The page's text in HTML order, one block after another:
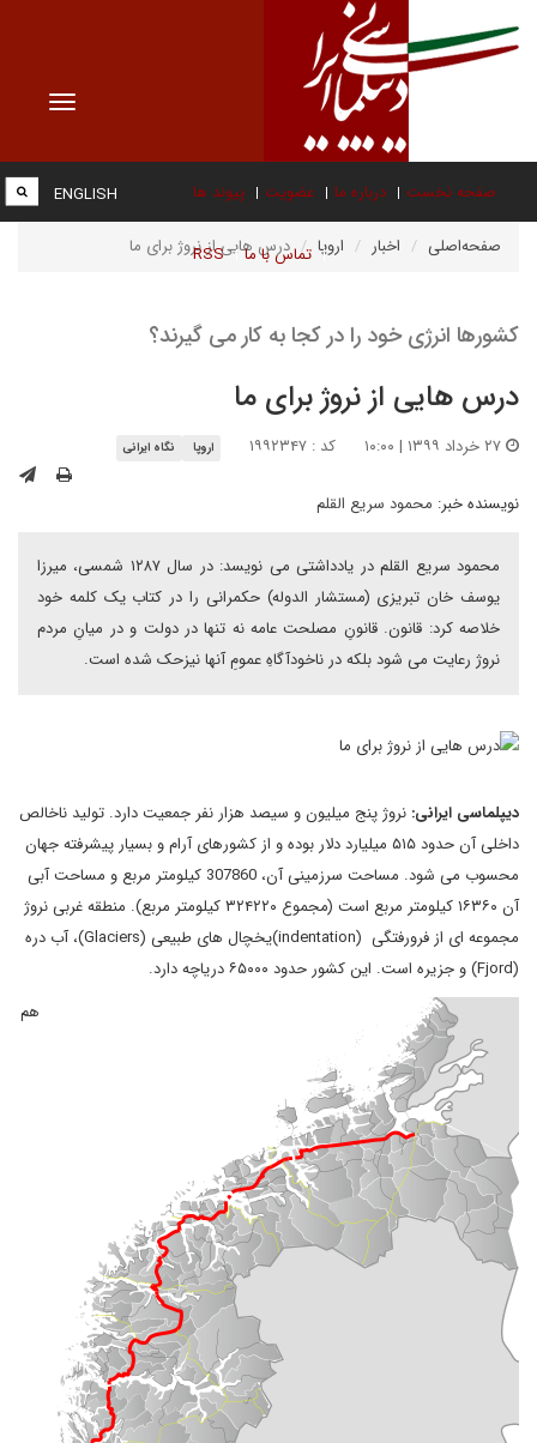
Toggle
صفحه نخست درباره ما عضویت پیوند ها
تماس با ما RSS
ENGLISH
صفحه‌اصلی اخبار اروپا درس هایی از نروژ برای ما
کشورها انرژی خود را در کجا به کار می گیرند؟
درس هایی از نروژ برای ما
کد : ۱۹۹۲۳۴۷ اروپا نگاه ایرانی
نویسنده خبر: محمود سریع القلم
محمود سریع القلم در یادداشتی می نویسد: در سال ۱۲۸۷ شمسی، میرزا
یوسف خان تبریزی (مستشار الدوله) حکمرانی را در کتاب یک کلمه خود
خلاصه کرد: قانون. قانونِ مصلحت عامه نه تنها در دولت و در میانِ مردم
نروژ رعایت می شود بلکه در ناخودآگاهِ عمومِ آنها نیزحک شده است.
دیپلماسی ایرانی: نروژ پنج میلیون و سیصد هزار نفر جمعیت دارد. تولید ناخالص
داخلی آن حدود ۵۱۵ میلیارد دلار بوده و از کشورهای آرام و بسیار پیشرفته جهان
محسوب می شود. مساحت سرزمینی آن، 307860 کیلومتر مربع و مساحت آبی
آن ۱۶۳۶۰ کیلومتر مربع است (مجموع ۳۲۴۲۲۰ کیلومتر مربع). منطقه غربی نروژ
مجموعه ای از فرورفتگی (indentation)یخچال های طبیعی (Glaciers)، آب دره
(Fjord) و جزیره است. این کشور حدود ۶۵۰۰۰ دریاچه دارد.
هم